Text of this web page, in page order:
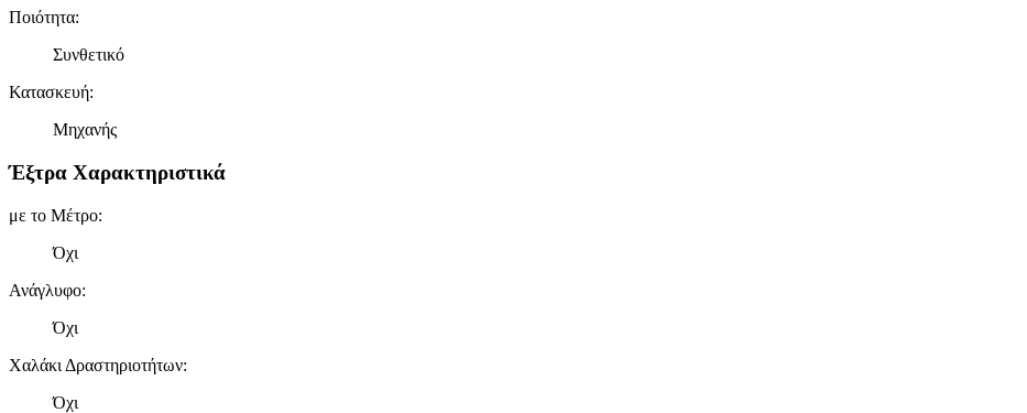
Ποιότητα:
Συνθετικό
Κατασκευή:
Μηχανής
Έξτρα Χαρακτηριστικά
με το Μέτρο:
Όχι
Ανάγλυφο:
Όχι
Χαλάκι Δραστηριοτήτων:
Όχι